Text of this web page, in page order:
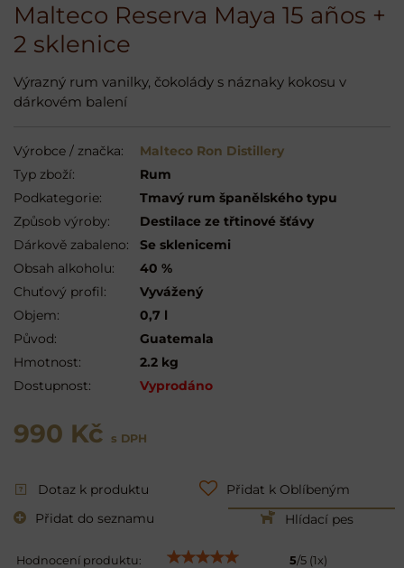
Malteco Reserva Maya 15 años +
2 sklenice
Výrazný rum vanilky, čokolády s náznaky kokosu v
dárkovém balení
Výrobce / značka:
Malteco Ron Distillery
Typ zboží:
Rum
Podkategorie:
Tmavý rum španělského typu
Způsob výroby:
Destilace ze třtinové šťávy
Dárkově zabaleno:
Se sklenicemi
Obsah alkoholu:
40 %
Chuťový profil:
Vyvážený
Objem:
0,7 l
Původ:
Guatemala
Hmotnost:
2.2 kg
Dostupnost:
Vyprodáno
990 Kč s DPH
Dotaz k produktu
Přidat k Oblíbeným
Přidat do seznamu
Hlídací pes
Hodnocení produktu: 5/5 (1 x)